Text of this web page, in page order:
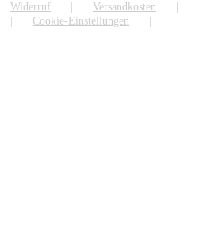
Widerruf
Versandkosten
Cookie-Einstellungen